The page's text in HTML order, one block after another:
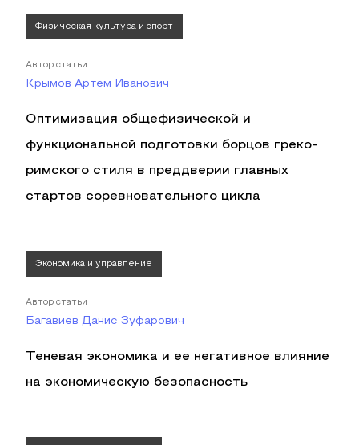
Физическая культура и спорт
Автор статьи
Крымов Артем Иванович
Оптимизация общефизической и
функциональной подготовки борцов греко-
римского стиля в преддверии главных
стартов соревновательного цикла
Экономика и управление
Автор статьи
Багавиев Данис Зуфарович
Теневая экономика и ее негативное влияние
на экономическую безопасность